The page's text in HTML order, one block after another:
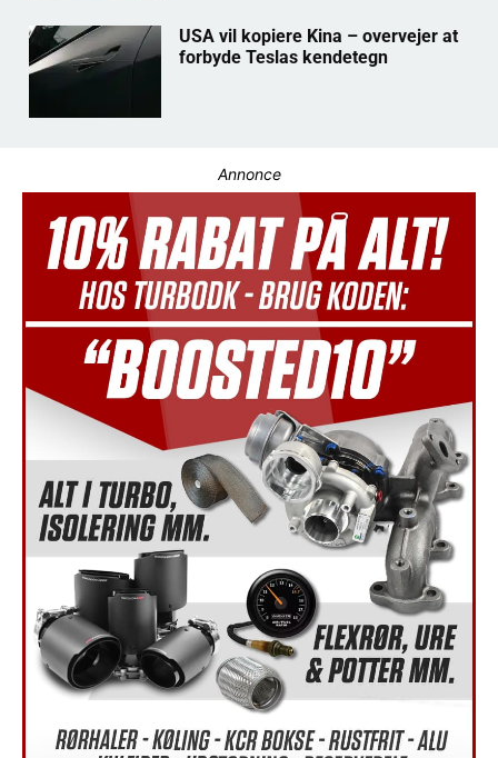
USA vil kopiere Kina – overvejer at
forbyde Teslas kendetegn
Annonce